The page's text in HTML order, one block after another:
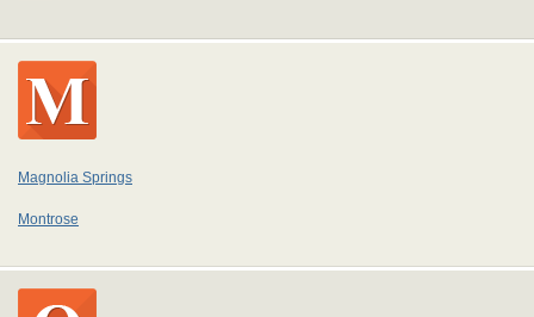
Magnolia Springs
Montrose